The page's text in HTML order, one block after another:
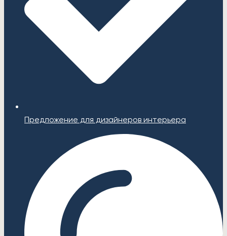
Предложение для дизайнеров интерьера